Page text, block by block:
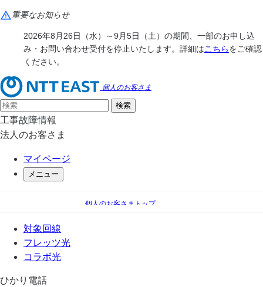
重要なお知らせ
2026年8月26日（水）～9月5日（土）の期間、一部のお申し込
み・お問い合わせ受付を停止いたします。詳細はこちらをご確認
ください。
個人のお客さま
工事故障情報
法人のお客さま
マイページ
メニュー
個人のお客さまトップ
電話
対象回線
フレッツ光
コラボ光
ひかり電話